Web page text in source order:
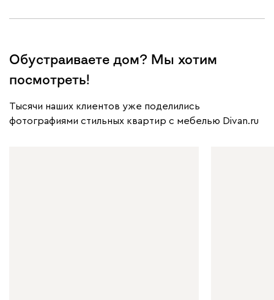
Обустраиваете дом? Мы хотим
посмотреть!
Тысячи наших клиентов уже поделились
фотографиями стильных квартир с мебелью Divan.ru